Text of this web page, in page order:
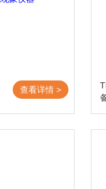
查看详情 >